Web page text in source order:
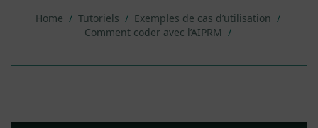
Home / Tutoriels / Exemples de cas d’utilisation /
Comment coder avec l’AIPRM /